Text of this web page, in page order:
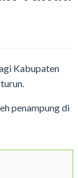
Kabupaten
penampung di